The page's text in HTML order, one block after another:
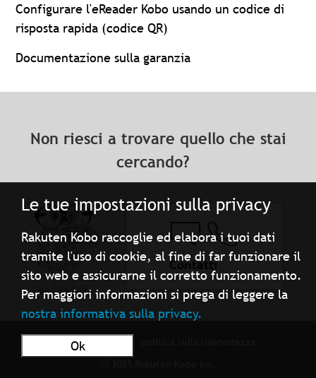
Le tue impostazioni sulla privacy
Rakuten Kobo raccoglie ed elabora i tuoi dati
tramite l'uso di cookie, al fine di far funzionare il
sito web e assicurarne il corretto funzionamento.
Per maggiori informazioni si prega di leggere la
nostra informativa sulla privacy.
Ok
Configurare l'eReader Kobo usando un codice di
risposta rapida (codice QR)
Documentazione sulla garanzia
Non riesci a trovare quello che stai
cercando?
Contatti
Condizioni d'uso